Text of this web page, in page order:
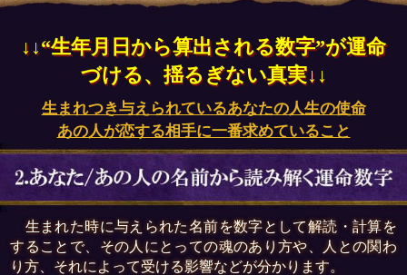
↓↓“生年月日から算出される数字”が運命
づける、揺るぎない真実↓↓
生まれつき与えられているあなたの人生の使命
あの人が恋する相手に一番求めていること
生まれた時に与えられた名前を数字として解読・計算を
することで、その人にとっての魂のあり方や、人との関わ
り方、それによって受ける影響などが分かります。